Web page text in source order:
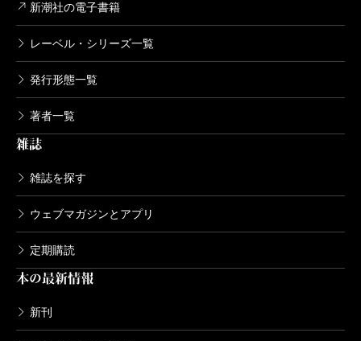
新潮社の電子書籍
レーベル・シリーズ一覧
発行形態一覧
著者一覧
雑誌
雑誌を探す
ウェブマガジンとアプリ
定期購読
本の最新情報
新刊